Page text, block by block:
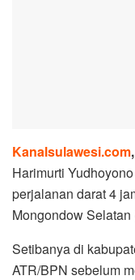
Kanalsulawesi.com
Harimurti
perjalanan darat 4
Mongondow
Setibanya di
ATR/BPN sebelum